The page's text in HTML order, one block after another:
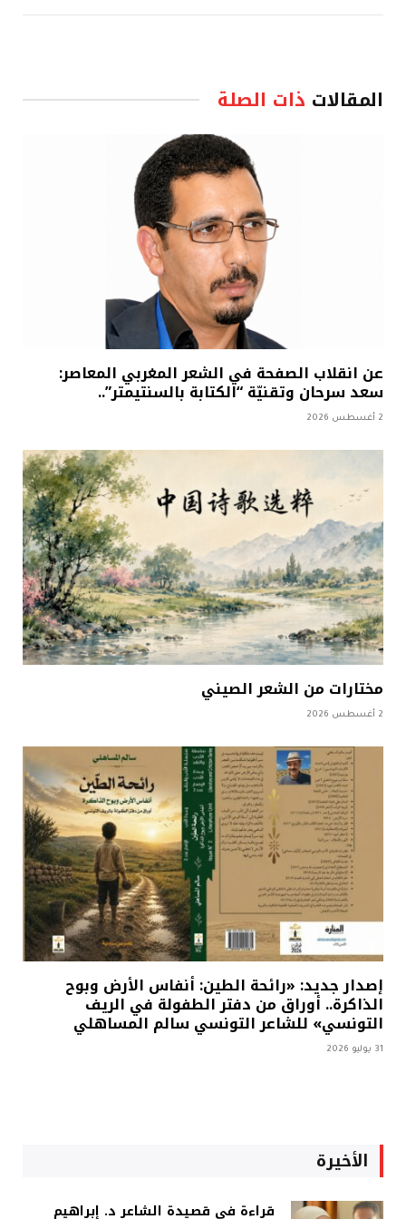
المقالات ذات الصلة
عن انقلاب الصفحة في الشعر المغربي المعاصر:
سعد سرحان وتقنيّة “الكتابة بالسنتيمتر”..
2 أغسطس 2026
مختارات من الشعر الصيني
2 أغسطس 2026
إصدار جديد: «رائحة الطين: أنفاس الأرض وبوح
الذاكرة.. أوراق من دفتر الطفولة في الريف
التونسي» للشاعر التونسي سالم المساهلي
31 يوليو 2026
الأخيرة
قراءة في قصيدة الشاعر د. إبراهيم